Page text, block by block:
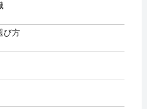
び方